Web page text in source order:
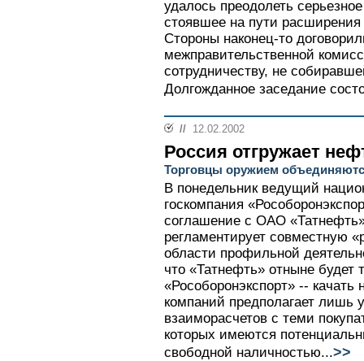
удалось преодолеть
стоявшее на пути расширения
Стороны наконец-то
межправительственной
сотрудничеству, не
Долгожданное заседание
// 12.02.2002
Россия отгружает
Торговцы оружием
В понедельник ведущий
госкомпания
соглашение с ОАО
регламентирует совместную
области профильной
что «Татнефть» отныне будет
«Рособоронэкспорт» --
компаний предполагает лишь
взаиморасчетов с теми
которых имеются
свободной наличностью...>>